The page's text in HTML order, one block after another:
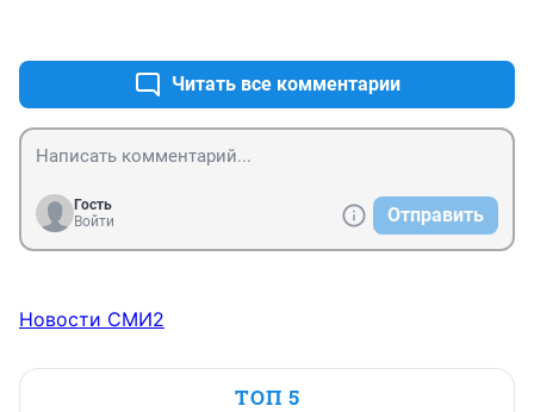
Читать все комментарии
Гость
Войти
Отправить
Новости СМИ2
ТОП 5